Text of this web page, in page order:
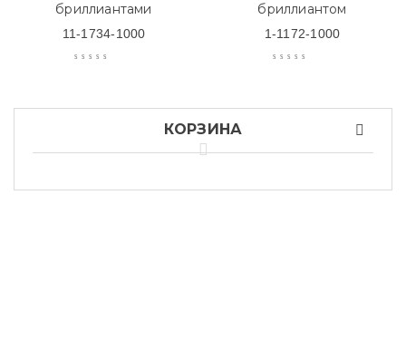
бриллиантами
11-1734-1000
бриллиантом
1-1172-1000
КОРЗИНА